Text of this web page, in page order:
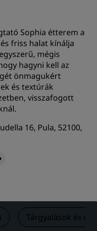
Sophia étterem a
friss halat kínálja
mégis
hagyni kell az
önmagukért
és textúrák
visszafogott
16, Pula, 52100,
Tárgyalások és